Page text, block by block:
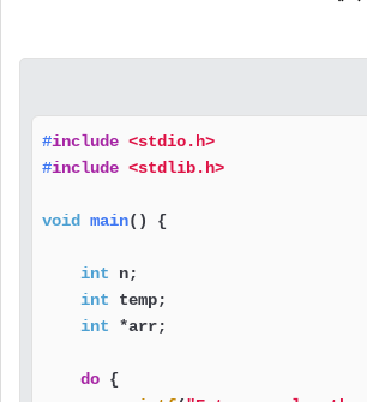
#include <stdio.h>
#include <stdlib.h>
void main() {
int n;
int temp;
int *arr;
do {